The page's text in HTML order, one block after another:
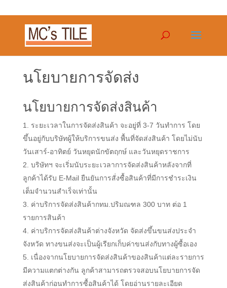
นโยบายการจัดส่ง
นโยบายการจัดส่งสินค้า
ระยะเวลาในการจัดส่งสินค้า จะอยู่ที่ 3-7 วันทำการ โดย
ขึ้นอยู่กับบริษัทผู้ให้บริการขนส่ง พื้นที่จัดส่งสินค้า โดยไม่นับ
วันเสาร์-อาทิตย์ วันหยุดนักขัตฤกษ์ และวันหยุดราชการ
บริษัทฯ จะเริ่มนับระยะเวลาการจัดส่งสินค้าหลังจากที่
ลูกค้าได้รับ E-Mail ยืนยันการสั่งซื้อสินค้าที่มีการชำระเงิน
เต็มจำนวนสำเร็จเท่านั้น
ค่าบริการจัดส่งสินค้ากทม.ปริมณฑล 300 บาท ต่อ 1
รายการสินค้า
ค่าบริการจัดส่งสินค้าต่างจังหวัด จัดส่งขึ้นขนส่งประจำ
จังหวัด ทางขนส่งจะเป็นผู้เรียกเก็บค่าขนส่งกับทางผู้ซื้อเอง
เนื่องจากนโยบายการจัดส่งสินค้าของสินค้าแต่ละรายการ
มีความแตกต่างกัน ลูกค้าสามารถตรวจสอบนโยบายการจัด
ส่งสินค้าก่อนทำการซื้อสินค้าได้ โดยอ่านรายละเอียด